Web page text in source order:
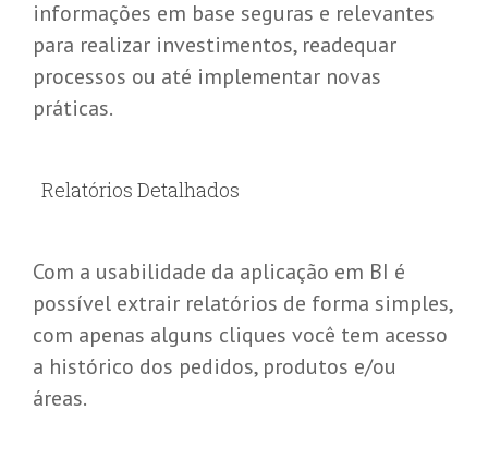
informações em base seguras e relevantes
para realizar investimentos, readequar
processos ou até implementar novas
práticas.
Relatórios Detalhados
Com a usabilidade da aplicação em BI é
possível extrair relatórios de forma simples,
com apenas alguns cliques você tem acesso
a histórico dos pedidos, produtos e/ou
áreas.